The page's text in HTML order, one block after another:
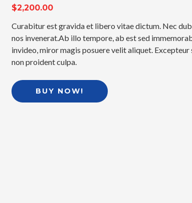
$2,200.00
Curabitur est gravida et libero vitae dictum. Nec
nos invenerat.Ab illo tempore, ab est sed
invideo, miror magis posuere velit aliquet.
non proident culpa.
BUY NOW!